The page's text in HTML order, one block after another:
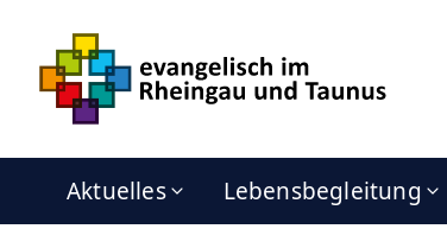
Aktuelles Lebensbegleitung